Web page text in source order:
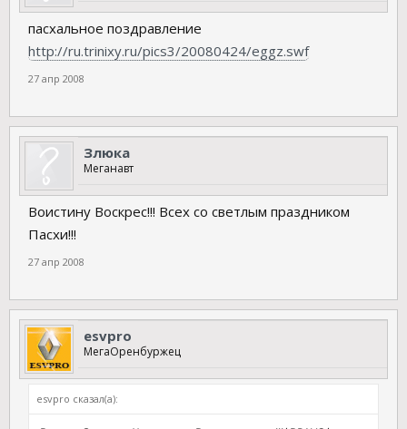
пасхальное поздравление
http://ru.trinixy.ru/pics3/20080424/eggz.swf
27 апр 2008
Злюка
Меганавт
Воистину Воскрес!!! Всех со светлым праздником
Пасхи!!!
27 апр 2008
esvpro
МегаОренбуржец
esvpro сказал(а):